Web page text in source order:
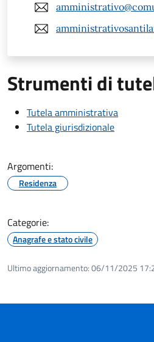
Strumenti di
Tutela amministrativa
Tutela giurisdizionale
Argomenti:
Residenza
Categorie:
Anagrafe e stato civile
Ultimo aggiornamento:06/11/2025